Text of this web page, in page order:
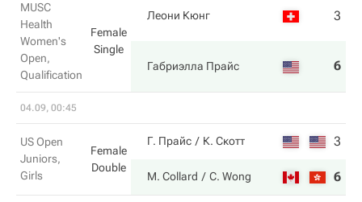
MUSC
Health
Women's
Open,
Qualification
Female
Single
Леони Кюнг 3
Габриэлла Прайс 6
04.09, 00:45
US Open
Juniors,
Girls
Female
Double
Г. Прайс К. Скотт 3
M. Collard C. Wong 6